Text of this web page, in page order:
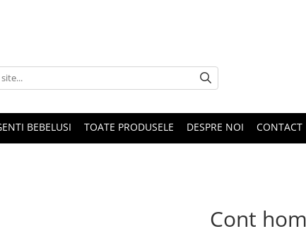
BEBELUSI TOATE PRODUSELE DESPRE NOI CONTACT
Cont